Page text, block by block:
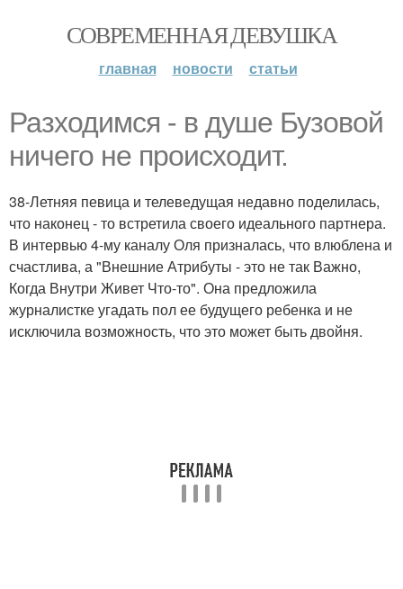
СОВРЕМЕННАЯ ДЕВУШКА
главная новости статьи
Разходимся - в душе Бузовой
ничего не происходит.
38-Летняя певица и телеведущая недавно поделилась,
что наконец - то встретила своего идеального партнера.
В интервью 4-му каналу Оля призналась, что влюблена и
счастлива, а "Внешние Атрибуты - это не так Важно,
Когда Внутри Живет Что-то". Она предложила
журналистке угадать пол ее будущего ребенка и не
исключила возможность, что это может быть двойня.